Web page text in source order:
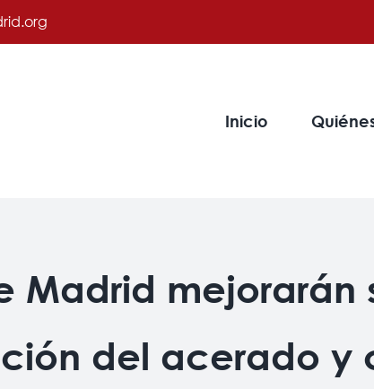
Inicio
Madrid
del acerado y